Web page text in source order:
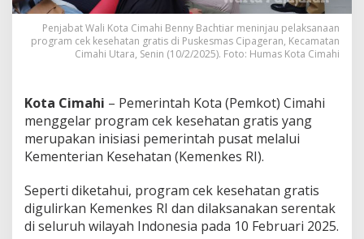
t
,
P
r
r
a
m
C
e
K
e
s
e
Penjabat Wali Kota Cimahi Benny Bachtiar meninjau pelaksanaan
program cek kesehatan gratis di Puskesmas Cipageran, Kecamatan
Cimahi Utara, Senin (10/2/2025). Foto: Humas Kota Cimahi
Kota Cimahi – Pemerintah Kota (Pemkot) Cimahi
menggelar program cek kesehatan gratis yang
merupakan inisiasi pemerintah pusat melalui
Kementerian Kesehatan (Kemenkes RI).
Seperti diketahui, program cek kesehatan gratis
digulirkan Kemenkes RI dan dilaksanakan serentak
di seluruh wilayah Indonesia pada 10 Februari 2025.